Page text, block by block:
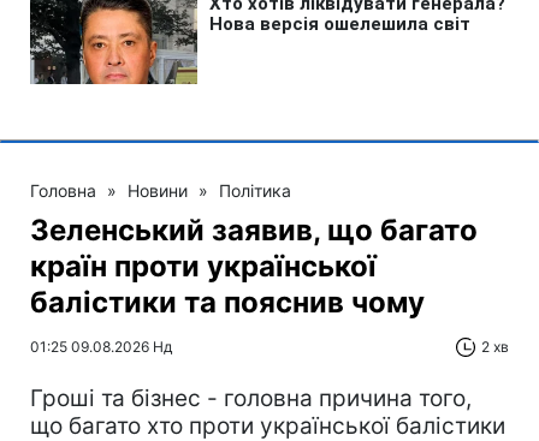
Головна » Новини » Політика
Зеленський заявив, що багато
країн проти української
балістики та пояснив чому
01:25 09.08.2026 Нд 2 хв
Гроші та бізнес - головна причина того,
що багато хто проти української балістики